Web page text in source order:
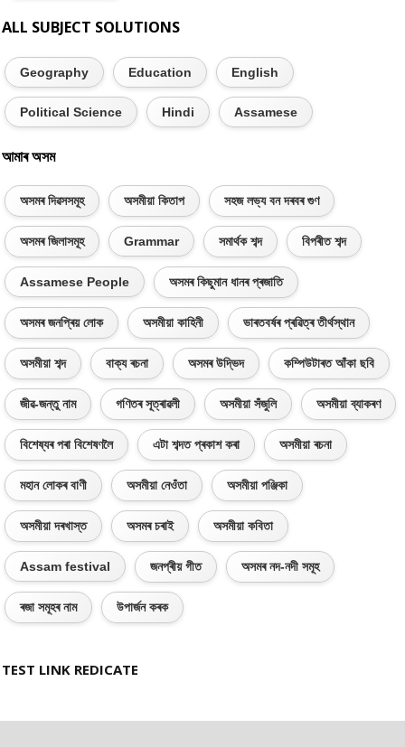
ALL SUBJECT SOLUTIONS
Geography Education English
Political Science Hindi Assamese
আমাৰ অসম
অসমৰ দিৱসসমূহ অসমীয়া কিতাপ সহজ লভ্য বন দৰবৰ গুণ
অসমৰ জিলাসমূহ Grammar সমাৰ্থক শব্দ বিপৰীত শব্দ
Assamese People অসমৰ কিছুমান ধানৰ প্ৰজাতি
অসমৰ জনপ্ৰিয় লোক অসমীয়া কাহিনী ভাৰতবৰ্ষৰ প্ৰৱিত্ৰ তীৰ্থস্থান
অসমীয়া শব্দ বাক্য ৰচনা অসমৰ উদ্ভিদ কম্পিউটাৰত আঁকা ছবি
জীৱ-জন্তু নাম গণিতৰ সূত্ৰাৱলী অসমীয়া সঁজুলি অসমীয়া ব্যাকৰণ
বিশেষ্যৰ পৰা বিশেষণলৈ এটা শব্দত প্ৰকাশ কৰা অসমীয়া ৰচনা
মহান লোকৰ বাণী অসমীয়া নেওঁতা অসমীয়া পঞ্জিকা
অসমীয়া দৰখাস্ত অসমৰ চৰাই অসমীয়া কবিতা
Assam festival জনপ্ৰীয় গীত অসমৰ নদ-নদী সমূহ
ৰজা সমূহৰ নাম উপাৰ্জন কৰক
TEST LINK REDICATE